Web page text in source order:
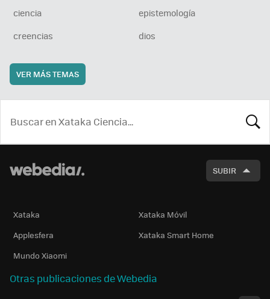
ciencia
epistemología
creencias
dios
VER MÁS TEMAS
SUBIR
Xataka
Xataka Móvil
Applesfera
Xataka Smart Home
Mundo Xiaomi
Otras publicaciones de Webedia